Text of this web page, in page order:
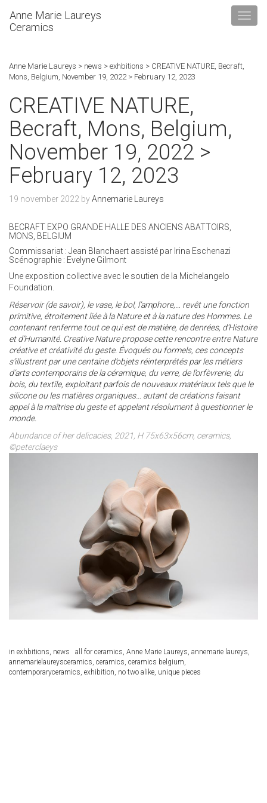
Anne Marie Laureys
Ceramics
Anne Marie Laureys > news > exhbitions > CREATIVE NATURE, Becraft,
Mons, Belgium, November 19, 2022 > February 12, 2023
CREATIVE NATURE,
Becraft, Mons, Belgium,
November 19, 2022 >
February 12, 2023
19 november 2022 byAnnemarie Laureys
BECRAFT EXPO GRANDE HALLE DES ANCIENS ABATTOIRS,
MONS, BELGIUM
Commissariat : Jean Blanchaert assisté par Irina Eschenazi
Scénographie : Evelyne Gilmont
Une exposition collective avec le soutien de la Michelangelo
Foundation.
Réservoir (de savoir), le vase, le bol, l’amphore,… revêt une fonction
primitive, étroitement liée à la Nature et àla nature des Hommes. Le
contenant renferme tout ce qui est de matière, de denrées, d’Histoire
et d’Humanité. Creative Nature propose cette rencontre entre Nature
créative et créativité du geste. Évoqués ou formels, ces concepts
s’illustrent par une centaine d’objets réinterprétés par les métiers
d’arts contemporains de lacéramique, du verre, de l’orfèvrerie, du
bois, du textile, exploitant parfois de nouveaux matériaux tels quele
silicone ou les matières organiques… autant de créations faisant
appel à la maîtrise du geste et appelantrésolument à questionner le
monde.
Abundance of her delicacies, 2021, H 75x63x56cm, ceramics,
©peterclaeys
in exhbitions news all for ceramics Anne Marie Laureys annemarie laureys
annemarielaureysceramics ceramics ceramics belgium
contemporaryceramics exhibition no two alike unique pieces